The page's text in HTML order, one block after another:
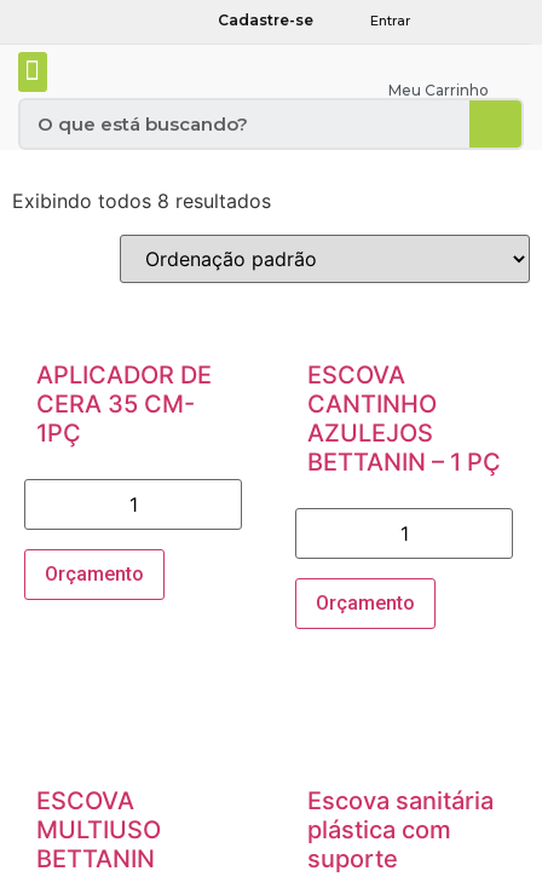
Cadastre-se Entrar
Meu Carrinho
Exibindo todos 8 resultados
APLICADOR DE
CERA 35 CM-
1PÇ
Orçamento
ESCOVA
CANTINHO
AZULEJOS
BETTANIN – 1 PÇ
Orçamento
ESCOVA
MULTIUSO
BETTANIN
Escova sanitária
plástica com
suporte